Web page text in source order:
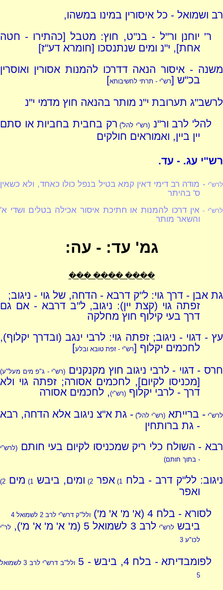
רב ושמואל - כל איסורין במינו במשהו,
ר' יוחנן ור"ל - בנ"ט, חוץ: מטבל [כהתירו - חטה
אחת], י"נ ומים שנתנסכו [חומרא דע"ז]
משנה - איסור הנאה דדרכו להמנות אסורין ואוסרין
בכ"ש [רש"י - תרתי לחשיבותא]
לרשב"ג תערובת י"נ מותר בהנאה חוץ מדמי י"נ
להל' לרב ור"נ(רש"י להל') רק בחבית בחביות או סתם
יין ביין, ואמוראים חולקים
רש"י עג. - עד.
לרש"י - מודה רב דימי דאין קמא בטיל בנפל כולו כאחד, ולא כשאין
ס' בהיתר
לרש"י - אין דרכו להמנות או חתיכת איסור אכילה בטלים ושדי א'
והשאר מותר
גמ' עד: - עה:
���� ���� ���
גת אבן - דרך גוי: ל"ק דרבא - הדחה, של גוי - ניגוב;
זפתה גוי (קצת יין): ניגוב, ל"ב דרבא - אם גם
דרך בעי קילוף חוץ מחלקה
עץ - דגוי - ניגוב; זפתה גוי: לרבי ינגב (ובדרך יקלוף),
לחכמים יקלוף [רש"י - זפת טובא ובלע]
חרס - דגוי - לרבי ניגוב חוץ מקנקנים (רש"י - ג"פ מים מעל"ע)
[מכניסו לקיום], לחכמים אסורה; זפתה גוי ולא
דרך - לרבי יקלוף(רש"י), לחכמים אסורה
לרש"י - ברייתא (רש"י להל') - גת א"צ ניגוב אלא הדחה, רבא
- גת ברותחין
רבא - השולח כלי ריק שמכניסו לקיום בעי חותם (לרש"י
- בתוך חותם)
ניגוב: לל"ק דרב - בלח 1) אפר2) ומים, ביבש1) מים 2)
ואפר
לסורא - בלח 4 (א' מ' א' מ')
ולל"ק דרש"י לרב 2 לשמואל 4
ביבשלרש"י לרב 3 לשמואל 5 (מ' א' מ' א' מ'),
לר"י
לכו"ע 3
לפומבדיתא - בלח 4, ביבש - 5
ולל"ב דרש"י לרב 3 לשמואל
5